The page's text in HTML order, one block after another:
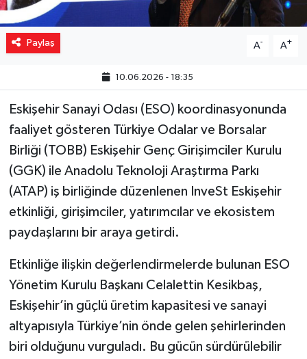
Paylaş A- A+
10.06.2026 - 18:35
Eskişehir Sanayi Odası (ESO) koordinasyonunda
faaliyet gösteren Türkiye Odalar ve Borsalar
Birliği (TOBB) Eskişehir Genç Girişimciler Kurulu
(GGK) ile Anadolu Teknoloji Araştırma Parkı
(ATAP) iş birliğinde düzenlenen InveSt Eskişehir
etkinliği, girişimciler, yatırımcılar ve ekosistem
paydaşlarını bir araya getirdi.
Etkinliğe ilişkin değerlendirmelerde bulunan ESO
Yönetim Kurulu Başkanı Celalettin Kesikbaş,
Eskişehir’in güçlü üretim kapasitesi ve sanayi
altyapısıyla Türkiye’nin önde gelen şehirlerinden
biri olduğunu vurguladı. Bu gücün sürdürülebilir